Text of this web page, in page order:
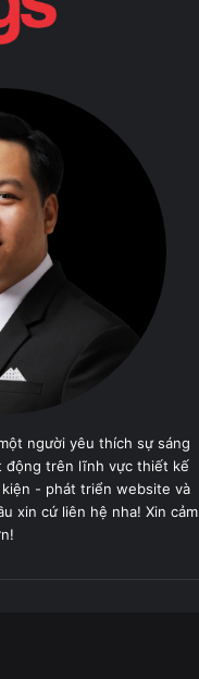
người yêu thích sự sáng
động trên lĩnh vực thiết kế
- phát triển website và
xin cứ liên hệ nha! Xin cảm